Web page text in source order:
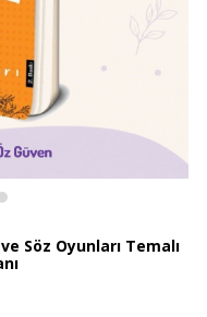
Söz Oyunları Temalı